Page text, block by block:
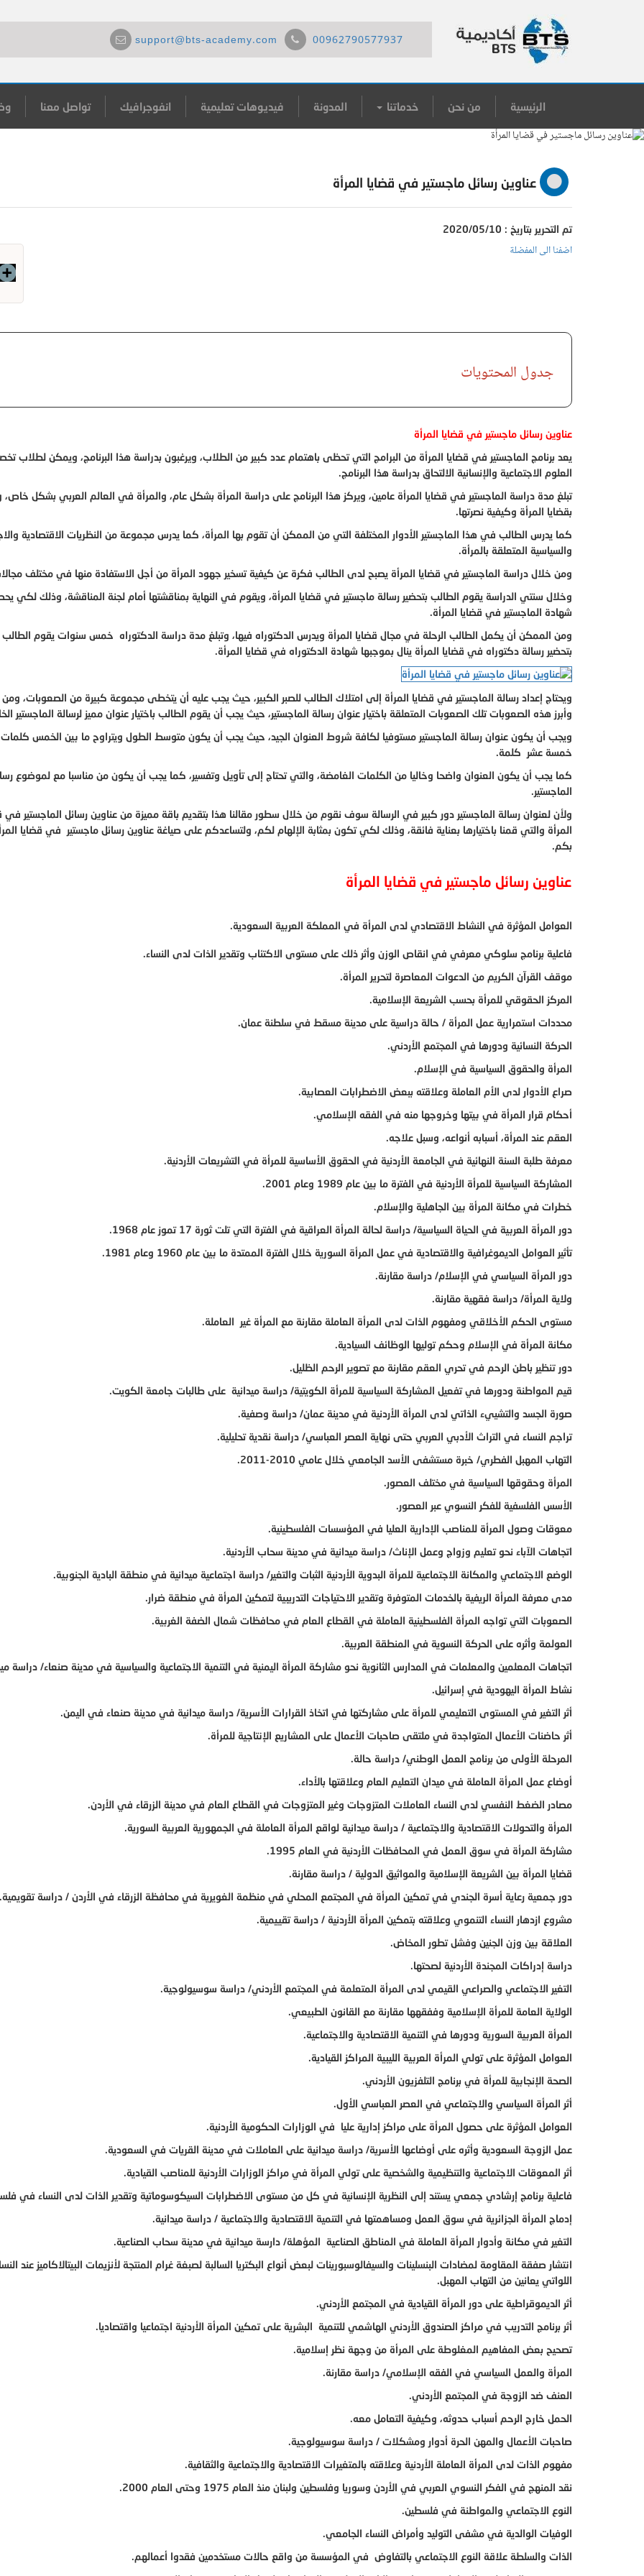
00962790577937
support@bts-academy.com
الرئيسية من نحن خدماتنا المدونة فيديوهات تعليمية انفوجرافيك تواصل معنا
عناوين رسائل ماجستير في قضايا المرأة
تم التحرير بتاريخ : 2020/05/10
اضفنا الى المفضلة
جدول المحتويات
عناوين رسائل ماجستير في قضايا المرأة
يعد برنامج الماجستير في قضايا المرأة من البرامج التي تحظى باهتمام عدد كبير من الطلاب، ويرغبون بدراسة هذا البرنامج، ويمكن لطلاب
العلوم الاجتماعية والإنسانية الالتحاق بدراسة هذا البرنامج.
تبلغ مدة دراسة الماجستير في قضايا المرأة عامين، ويركز هذا البرنامج على دراسة المرأة بشكل عام، والمرأة في العالم العربي بشكل خاص،
بقضايا المرأة وكيفية نصرتها.
كما يدرس الطالب في هذا الماجستير الأدوار المختلفة التي من الممكن أن تقوم بها المرأة، كما يدرس مجموعة من النظريات الاقتصادية
والسياسية المتعلقة بالمرأة.
ومن خلال دراسة الماجستير في قضايا المرأة يصبح لدى الطالب فكرة عن كيفية تسخير جهود المرأة من أجل الاستفادة منها في مختلف
وخلال سنتي الدراسة يقوم الطالب بتحضير رسالة ماجستير في قضايا المرأة، ويقوم في النهاية بمناقشتها أمام لجنة المناقشة، وذلك لكي
شهادة الماجستير في قضايا المرأة.
ومن الممكن أن يكمل الطالب الرحلة في مجال قضايا المرأة ويدرس الدكتوراه فيها، وتبلغ مدة دراسة الدكتوراه خمس سنوات يقوم الطالب
بتحضير رسالة دكتوراه في قضايا المرأة ينال بموجبها شهادة الدكتوراه في قضايا المرأة.
ويحتاج إعداد رسالة الماجستير في قضايا المرأة إلى امتلاك الطالب للصبر الكبير، حيث يجب عليه أن يتخطى مجموعة كبيرة من الصعوبات،
وأبرز هذه الصعوبات تلك الصعوبات المتعلقة باختيار عنوان رسالة الماجستير، حيث يجب أن يقوم الطالب باختيار عنوان مميز لرسالة الماجستير
ويجب أن يكون عنوان رسالة الماجستير مستوفيا لكافة شروط العنوان الجيد، حيث يجب أن يكون متوسط الطول ويتراوح ما بين الخمس
خمسة عشر كلمة.
كما يجب أن يكون العنوان واضحا وخاليا من الكلمات الغامضة، والتي تحتاج إلى تأويل وتفسير، كما يجب أن يكون من مناسبا مع لموضوع
الماجستير.
ولأن لعنوان رسالة الماجستير دور كبير في الرسالة سوف نقوم من خلال سطور مقالنا هذا بتقديم باقة مميزة من عناوين رسائل الماجستير في
المرأة والتي قمنا باختيارها بعناية فائقة، وذلك لكي تكون بمثابة الإلهام لكم، ولتساعدكم على صياغة عناوين رسائل ماجستير في قضايا
بكم.
عناوين رسائل ماجستير في قضايا المرأة
العوامل المؤثرة في النشاط الاقتصادي لدى المرأة في المملكة العربية السعودية.
فاعلية برنامج سلوكي معرفي في انقاص الوزن وأثر ذلك على مستوى الاكتئاب وتقدير الذات لدى النساء.
موقف القرآن الكريم من الدعوات المعاصرة لتحرير المرأة.
المركز الحقوقي للمرأة بحسب الشريعة الإسلامية.
محددات استمرارية عمل المرأة / حالة دراسية على مدينة مسقط في سلطنة عمان.
الحركة النسائية ودورها في المجتمع الأردني.
المرأة والحقوق السياسية في الإسلام.
صراع الأدوار لدى الأم العاملة وعلاقته ببعض الاضطرابات العصابية.
أحكام قرار المرأة في بيتها وخروجها منه في الفقه الإسلامي.
العقم عند المرأة، أسبابه أنواعه، وسبل علاجه.
معرفة طلبة السنة النهائية في الجامعة الأردنية في الحقوق الأساسية للمرأة في التشريعات الأردنية.
المشاركة السياسية للمرأة الأردنية في الفترة ما بين عام 1989 وعام 2001.
خطرات في مكانة المرأة بين الجاهلية والإسلام.
دور المرأة العربية في الحياة السياسية/ دراسة لحالة المرأة العراقية في الفترة التي تلت ثورة 17 تموز عام 1968.
تأثير العوامل الديموغرافية والاقتصادية في عمل المرأة السورية خلال الفترة الممتدة ما بين عام 1960 وعام 1981.
دور المرأة السياسي في الإسلام/ دراسة مقارنة.
ولاية المرأة/ دراسة فقهية مقارنة.
مستوى الحكم الأخلاقي ومفهوم الذات لدى المرأة العاملة مقارنة مع المرأة غير العاملة.
مكانة المرأة في الإسلام وحكم توليها الوظائف السيادية.
دور تنظير باطن الرحم في تحري العقم مقارنة مع تصوير الرحم الظليل.
قيم المواطنة ودورها في تفعيل المشاركة السياسية للمرأة الكويتية/ دراسة ميدانية على طالبات جامعة الكويت.
صورة الجسد والتشييء الذاتي لدى المرأة الأردنية في مدينة عمان/ دراسة وصفية.
تراجم النساء في التراث الأدبي العربي حتى نهاية العصر العباسي/ دراسة نقدية تحليلية.
التهاب المهبل الفطري/ خبرة مستشفى الأسد الجامعي خلال عامي 2010-2011.
المرأة وحقوقها السياسية في مختلف العصور.
الأسس الفلسفية للفكر النسوي عبر العصور.
معوقات وصول المرأة للمناصب الإدارية العليا في المؤسسات الفلسطينية.
اتجاهات الآباء نحو تعليم وزواج وعمل الإناث/ دراسة ميدانية في مدينة سحاب الأردنية.
الوضع الاجتماعي والمكانة الاجتماعية للمرأة البدوية الأردنية الثبات والتغير/ دراسة اجتماعية ميدانية في منطقة البادية الجنوبية.
مدى معرفة المرأة الريفية بالخدمات المتوفرة وتقدير الاحتياجات التدريبية لتمكين المرأة في منطقة ضرار.
الصعوبات التي تواجه المرأة الفلسطينية العاملة في القطاع العام في محافظات شمال الضفة الغربية.
العولمة وأثره على الحركة النسوية في المنطقة العربية.
اتجاهات المعلمين والمعلمات في المدارس الثانوية نحو مشاركة المرأة اليمنية في التنمية الاجتماعية والسياسية في مدينة صنعاء/ دراسة
نشاط المرأة اليهودية في إسرائيل.
أثر التغير في المستوى التعليمي للمرأة على مشاركتها في اتخاذ القرارات الأسرية/ دراسة ميدانية في مدينة صنعاء في اليمن.
أثر حاضنات الأعمال المتواجدة في ملتقى صاحبات الأعمال على المشاريع الإنتاجية للمرأة.
المرحلة الأولى من برنامج العمل الوطني/ دراسة حالة.
أوضاع عمل المرأة العاملة في ميدان التعليم العام وعلاقتها بالأداء.
مصادر الضغط النفسي لدى النساء العاملات المتزوجات وغير المتزوجات في القطاع العام في مدينة الزرقاء في الأردن.
المرأة والتحولات الاقتصادية والاجتماعية / دراسة ميدانية لواقع المرأة العاملة في الجمهورية العربية السورية.
مشاركة المرأة في سوق العمل في المحافظات الأردنية في العام 1995.
قضايا المرأة بين الشريعة الإسلامية والمواثيق الدولية / دراسة مقارنة.
دور جمعية رعاية أسرة الجندي في تمكين المرأة في المجتمع المحلي في منظمة الغويرية في محافظة الزرقاء في الأردن / دراسة تقويمية.
مشروع ازدهار النساء التنموي وعلاقته بتمكين المرأة الأردنية / دراسة تقييمية.
العلاقة بين وزن الجنين وفشل تطور المخاض.
دراسة إدراكات المجندة الأردنية لصحتها.
التغير الاجتماعي والصراعي القيمي لدى المرأة المتعلمة في المجتمع الأردني/ دراسة سوسيولوجية.
الولاية العامة للمرأة الإسلامية وففقهها مقارنة مع القانون الطبيعي.
المرأة العربية السورية ودورها في التنمية الاقتصادية والاجتماعية.
العوامل المؤثرة على تولي المرأة العربية الليبية المراكز القيادية.
الصحة الإنجابية للمرأة في برنامج التلفزيون الأردني.
أثر المرأة السياسي والاجتماعي في العصر العباسي الأول.
العوامل المؤثرة على حصول المرأة على مراكز إدارية عليا في الوزارات الحكومية الأردنية.
عمل الزوجة السعودية وأثره على أوضاعها الأسرية/ دراسة ميدانية على العاملات في مدينة القريات في السعودية.
أثر المعوقات الاجتماعية والتنظيمية والشخصية على تولي المرأة في مراكز الوزارات الأردنية للمناصب القيادية.
فاعلية برنامج إرشادي جمعي يستند إلى النظرية الإنسانية في كل من مستوى الاضطرابات السيكوسوماتية وتقدير الذات لدى النساء في
إدماج المرأة الجزائرية في سوق العمل ومساهمتها في التنمية الاقتصادية والاجتماعية / دراسة ميدانية.
التغير في مكانة وأدوار المرأة العاملة في المناطق الصناعية المؤهلة/ دارسة ميدانية في مدينة سحاب الصناعية.
انتشار صفقة المقاومة لمضادات البنسلينات والسيفالوسبورينات لبعض أنواع البكتريا السالبة لصبغة غرام المنتجة لأنزيمات البيتالاكاميز عند
اللواتي يعانين من التهاب المهبل.
أثر الديموقراطية على دور المرأة القيادية في المجتمع الأردني.
أثر برنامج التدريب في مراكز الصندوق الأردني الهاشمي للتنمية البشرية على تمكين المرأة الأردنية اجتماعيا واقتصاديا.
تصحيح بعض المفاهيم المغلوطة على المرأة من وجهة نظر إسلامية.
المرأة والعمل السياسي في الفقه الإسلامي/ دراسة مقارنة.
العنف ضد الزوجة في المجتمع الأردني.
الحمل خارج الرحم أسباب حدوثه، وكيفية التعامل معه.
صاحبات الأعمال والمهن الحرة أدوار ومشكلات / دراسة سوسيولوجية.
مفهوم الذات لدى المرأة العاملة الأردنية وعلاقته بالمتغيرات الاقتصادية والاجتماعية والثقافية.
نقد المنهج في الفكر النسوي العربي في الأردن وسوريا وفلسطين ولبنان منذ العام 1975 وحتى العام 2000.
النوع الاجتماعي والمواطنة في فلسطين.
الوفيات الوالدية في مشفى التوليد وأمراض النساء الجامعي.
الذات والسلطة علاقة النوع الاجتماعي بالتفاوض في المؤسسة من واقع حالات مستخدمين فقدوا أعمالهم.